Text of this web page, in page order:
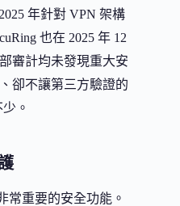
年針對 VPN 架構
也在 2025 年 12
審計均未發現重大安
卻不讓第三方驗證的
。
常重要的安全功能。